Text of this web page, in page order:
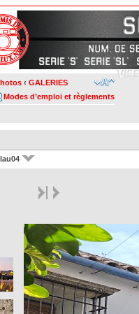
‹ GALERIES
Modes d’emploi et règlements